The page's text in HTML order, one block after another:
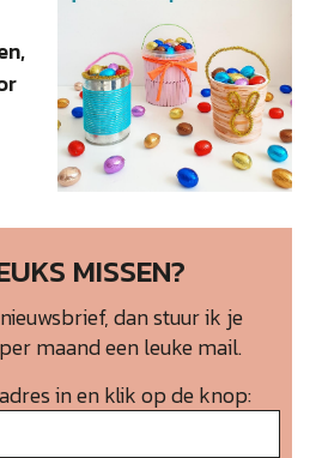
MISSEN?
dan stuur ik je
maand een leuke mail.
in en klik op de knop: